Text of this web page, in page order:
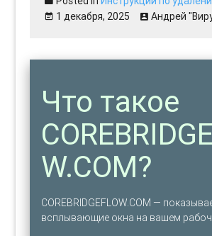
1 декабря, 2025
Андрей
Что такое
W.COM?
COREBRIDGEFLOW.COM —
всплывающие окна на вашем